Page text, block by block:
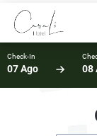
Check-In
07 Ago 08